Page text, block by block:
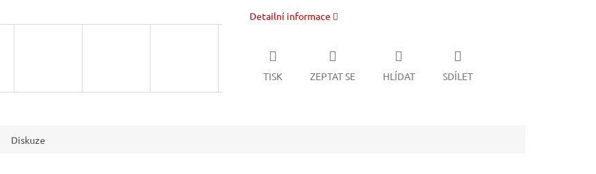
Detailní informace
TISK ZEPTAT SE HLÍDAT SDÍLET
Diskuze